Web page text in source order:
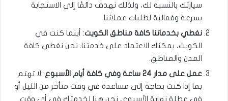
سيارتك بالنسبة لك، ولذلك نهدف دائمًا إلى الاستجابة
بسرعة وفعالية لطلبات عملائنا.
نغطي بخدماتنا كافة مناطق الكويت: أينما كنت في
الكويت، يمكنك الاعتماد على خدمتنا. نحن نغطي كافة
المدن والمناطق.
عمل على مدار 24 ساعة وفي كافة أيام الأسبوع
: لا تهتم
بما إذا كنت بحاجة إلى مساعدة في وقت متأخر من الليل أو
في عطلة نهاية الأسبوع، نحن هنا لخدمتك في أي وقت.